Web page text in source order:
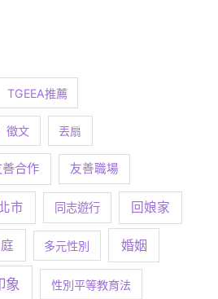
TGEEA推薦
徵文 丟扇
善合作 友善職場
市 同志遊行 回娘家
多元性別 婚姻
象 性別平等教育法